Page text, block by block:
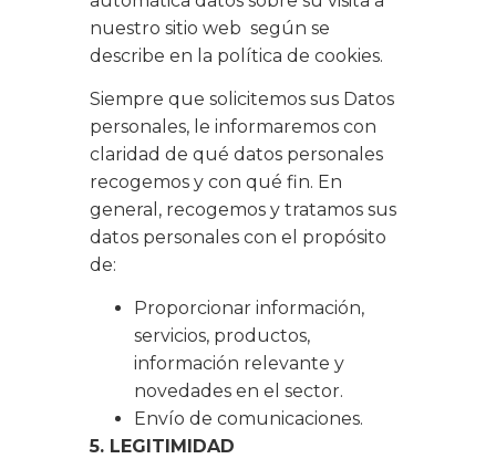
nuestro sitio web según se
describe en la política de cookies.
Siempre que solicitemos sus Datos
personales, le informaremos con
claridad de qué datos personales
recogemos y con qué fin. En
general, recogemos y tratamos sus
datos personales con el propósito
de:
Proporcionar información,
servicios, productos,
información relevante y
novedades en el sector.
Envío de comunicaciones.
5. LEGITIMIDAD